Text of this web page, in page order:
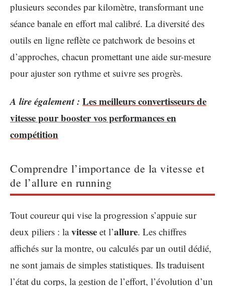
plusieurs secondes par kilomètre, transformant une
séance banale en effort mal calibré. La diversité des
outils en ligne reflète ce patchwork de besoins et
d’approches, chacun promettant une aide sur-mesure
pour ajuster son rythme et suivre ses progrès.
A lire également : Les meilleurs convertisseurs de
vitesse pour booster vos performances en
compétition
Comprendre l’importance de la vitesse et
de l’allure en running
Tout coureur qui vise la progression s’appuie sur
deux piliers : lavitesse et l’allure. Les chiffres
affichés sur la montre, ou calculés par un outil dédié,
ne sont jamais de simples statistiques. Ils traduisent
l’état du corps, la gestion de l’effort, l’évolution d’un